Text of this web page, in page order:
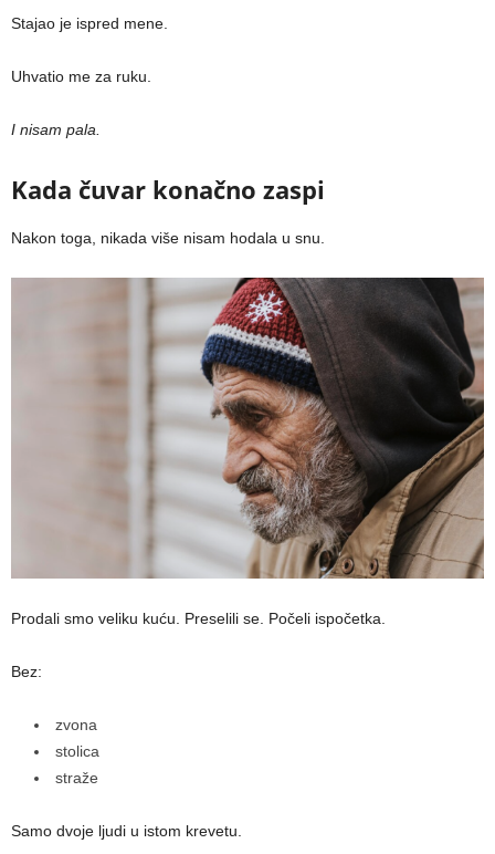
Stajao je ispred mene.
Uhvatio me za ruku.
I nisam pala.
Kada čuvar konačno zaspi
Nakon toga, nikada više nisam hodala u snu.
Prodali smo veliku kuću. Preselili se. Počeli ispočetka.
Bez:
zvona
stolica
straže
Samo dvoje ljudi u istom krevetu.